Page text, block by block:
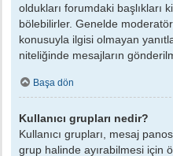
oldukları forumdaki başlıkları
bölebilirler. Genelde
konusuyla ilgisi olmayan
niteliğinde mesajların
Başa dön
Kullanıcı grupları nedir?
Kullanıcı grupları, mesaj
grup halinde ayırabilmesi için